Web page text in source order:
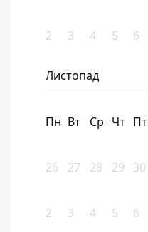
2 3 4 5 6
Листопад
Пн Вт Ср Чт Пт
26 27 28 29 30
2 3 4 5 6